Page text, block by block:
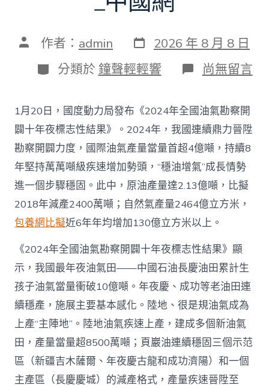
文 作者： admin 發
表
日
期
2026 年 8 月 8 日
分
類
分類於 鐘聲輕輕響 在
〈往
國
際
油
氣
查
包
養
app
產
量
當
首
超
4
億
噸
_
中
國
網〉
中
尚無留言
1月20日，國度動力局發布《2024年全國油氣勘察開
闢十年夜標志性結果》。2024年，我國連續鼎力晉陞
勘察開闢力度，國際油氣產量當量首超4億噸，持續8
年堅持萬萬噸級疾速增加勢頭，“穩油增氣”成長情勢
進一個步驟穩固。此中，原油產量達2.13億噸，比擬
2018年減產2400萬噸；自然氣產量2464億立方米，
包養網比擬近6年年均增加130億立方米以上。
《2024年全國油氣勘察開闢十年夜標志性結果》顯
示，我國最年夜油氣田——中國石油長慶油田累計生
孩子油氣當量衝破10億噸。年夜慶、成功等老油田連
續穩產，施展主要基本感化。陸地、很是規油氣成為
上產“主陣地”。陸地油氣疾速上產，建成多個新油氣
田，產量當量超8500萬噸；頁巖油連續穩固三個示范
區（新疆吉木薩爾、年夜慶古龍和成功濟陽）和一個
主產區（長慶慶城）的減產格式，產量疾速晉陞至